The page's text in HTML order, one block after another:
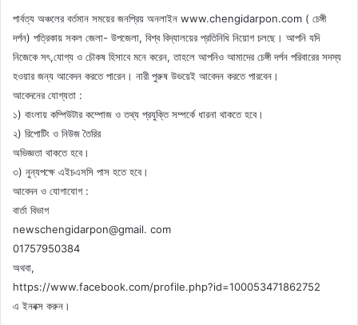
পার্বত্য অঞ্চলের বর্তমান সময়ের জনপ্রিয় অনলাইন www.chengidarpon.com ( চেঙ্গী
দর্পন) পত্রিকায় সকল জেলা- উপজেলা, বিশ্ব বিদ্যালয়ের প্রতিনিধি নিয়োগ চলছে। আপনি যদি
নিজেকে সৎ,যোগ্য ও চৌকষ হিসাবে মনে করেন, তাহলে আপনিও আমাদের চেঙ্গী দর্পন পরিবারের সদস্য
হওয়ার জন্য আবেদন করতে পারেন। নারী পুরুষ উভয়েই আবেদন করতে পারবেন।
আবেদনের যোগ্যতা :
১) বাংলায় কম্পিউটার কম্পোজ ও তথ্য প্রযুক্তি সম্পর্কে ধারনা থাকতে হবে।
২) রিপোটিং ও নিউজ তৈরির
অভিজ্ঞতা থাকতে হবে।
৩) নুন্যপক্ষে এইচএসসি পাস হতে হবে।
আবেদন ও যোগাযোগ :
বার্তা বিভাগ
newschengidarpon@gmail. com
01757950384
অথবা,
https://www.facebook.com/profile.php?id=100053471862752
এ ইনবক্স করুন।